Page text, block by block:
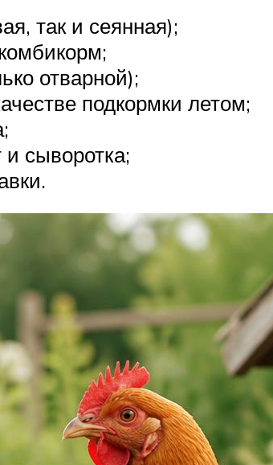
так и сеянная);
отварной);
подкормки летом;
сыворотка;